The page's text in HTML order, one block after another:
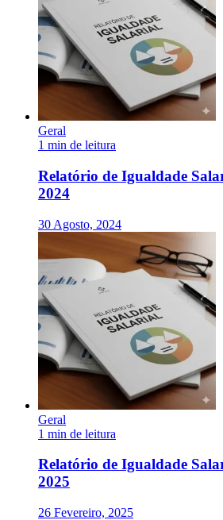
Geral
1 min de leitura
Relatório de Igualdade
2024
30 Agosto, 2024
Geral
1 min de leitura
Relatório de Igualdade
2025
26 Fevereiro, 2025